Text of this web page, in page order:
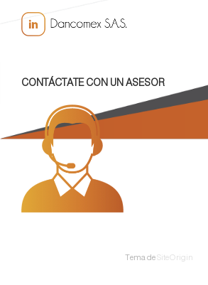
CONTÁCTATE CON UN ASESOR
Tema deSiteOrigin